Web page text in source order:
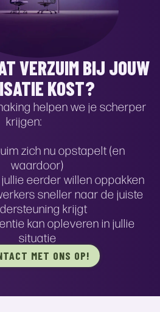
VERZUIM BIJ JOUW
KOST?
helpen we je scherper
krijgen:
zich nu opstapelt (en
waardoor)
eerder willen oppakken
sneller naar de juiste
krijgt
kan opleveren in jullie
situatie
MET ONS OP!